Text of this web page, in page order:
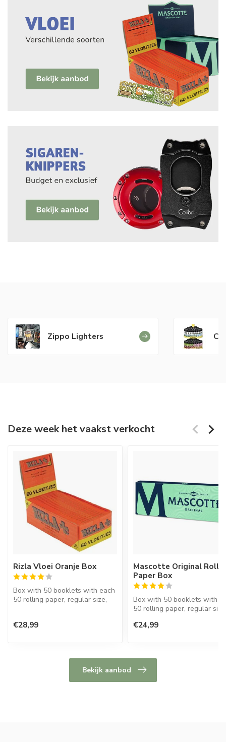
Zippo Lighters
Deze week het vaakst verkocht
Rizla Vloei Oranje Box
Box with 50 booklets with each
50 rolling paper, regular size,
€28,99
Mascotte Original
Paper Box
Box with 50 booklets with
50 rolling paper, regular
€24,99
Bekijk aanbod